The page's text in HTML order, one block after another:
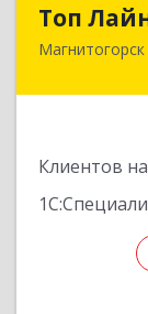
Топ
Магнитогорск
Клиентов